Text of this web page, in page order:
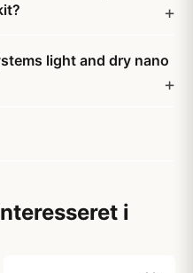
light and dry nano
i